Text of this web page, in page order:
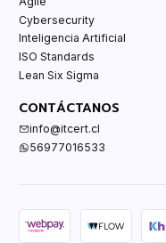
Cybersecurity
Inteligencia Artificial
ISO Standards
Lean Six Sigma
CONTÁCTANOS
info@itcert.cl
56977016533